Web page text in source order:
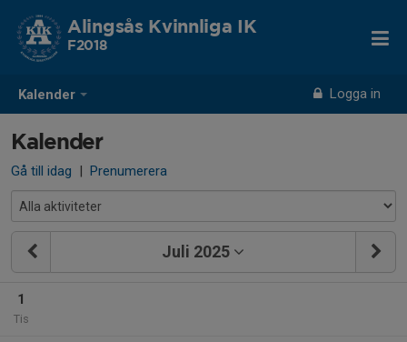
Kalender Logga in
Alingsås Kvinnliga IK
F2018
Kalender
Gå till idag | Prenumerera
Juli 2025
1
Tis